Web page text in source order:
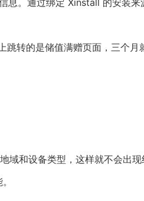
息。通过绑定 Xinstall 的安装来
跳转的是储值满赠页面，三个月
域和设备类型，这样就不会出现